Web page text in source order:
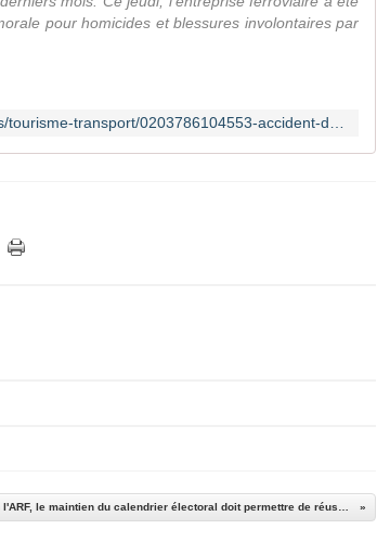
pour homicides et blessures involontaires par